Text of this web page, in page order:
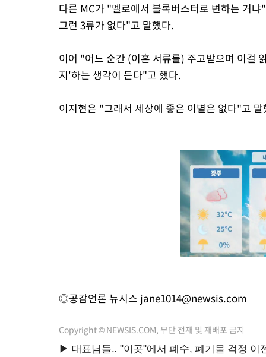
다른 MC가 "멜로에서 블록버스터로 변하는 거
그런 3류가 없다"고 말했다.
이어 "어느 순간 (이혼 서류를) 주고받으며 이걸
지'하는 생각이 든다"고 했다.
이지현은 "그래서 세상에 좋은 이별은 없다"고
◎공감언론 뉴시스 jane1014@newsis.com
Copyright © NEWSIS.COM, 무단 전재 및 재배포 금지